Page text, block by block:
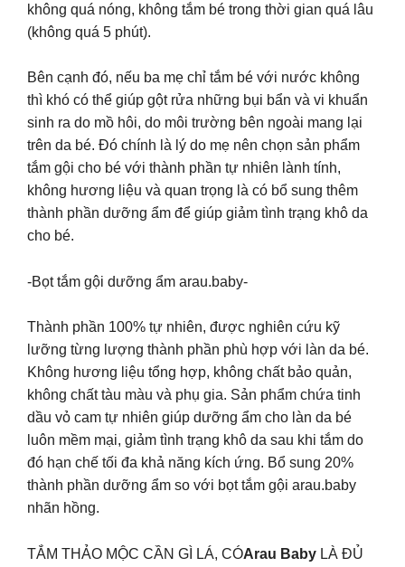
không quá nóng, không tắm bé trong thời gian quá lâu
(không quá 5 phút).
Bên cạnh đó, nếu ba mẹ chỉ tắm bé với nước không
thì khó có thể giúp gột rửa những bụi bẩn và vi khuẩn
sinh ra do mồ hôi, do môi trường bên ngoài mang lại
trên da bé. Đó chính là lý do mẹ nên chọn sản phẩm
tắm gội cho bé với thành phần tự nhiên lành tính,
không hương liệu và quan trọng là có bổ sung thêm
thành phần dưỡng ẩm để giúp giảm tình trạng khô da
cho bé.
-Bọt tắm gội dưỡng ẩm arau.baby-
Thành phần 100% tự nhiên, được nghiên cứu kỹ
lưỡng từng lượng thành phần phù hợp với làn da bé.
Không hương liệu tổng hợp, không chất bảo quản,
không chất tàu màu và phụ gia. Sản phẩm chứa tinh
dầu vỏ cam tự nhiên giúp dưỡng ẩm cho làn da bé
luôn mềm mại, giảm tình trạng khô da sau khi tắm do
đó hạn chế tối đa khả năng kích ứng. Bổ sung 20%
thành phần dưỡng ẩm so với bọt tắm gội arau.baby
nhãn hồng.
TẮM THẢO MỘC CẦN GÌ LÁ, CÓArau Baby LÀ ĐỦ